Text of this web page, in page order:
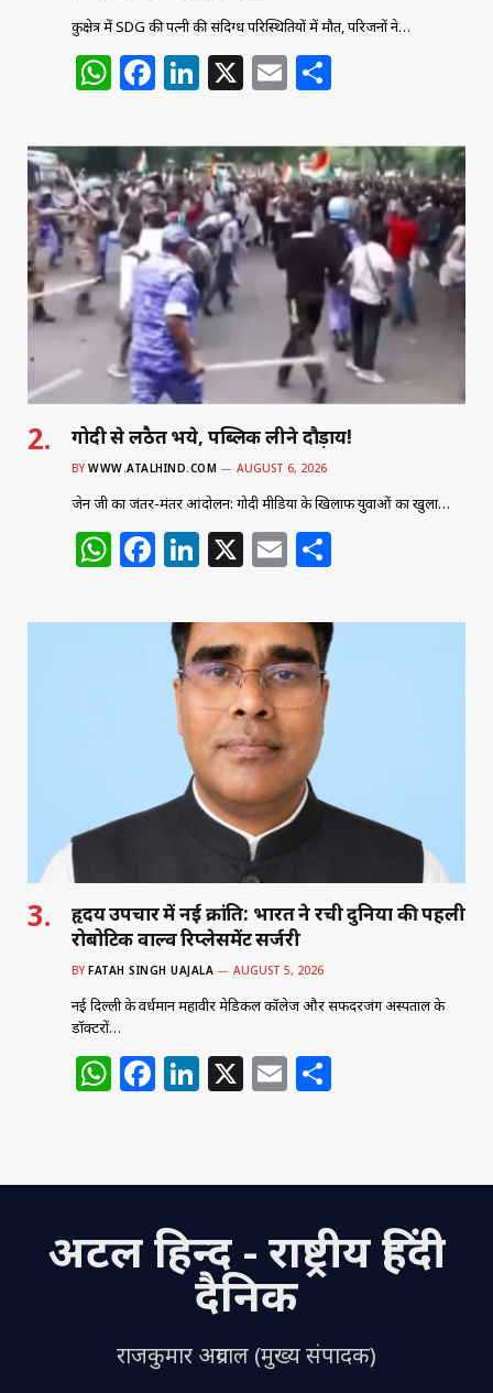
कुरुक्षेत्र में SDG की पत्नी की संदिग्ध परिस्थितियों में मौत, परिजनों ने…
W
at
s
A
p
p
F
c
e
b
o
o
k
Li
k
e
dI
n
X E
ai
l
ar
e
गोदी से लठैत भये, पब्लिक लीने दौड़ाय!
BY WWW.ATALHIND.COM AUGUST 6, 2026
जेन जी का जंतर-मंतर आंदोलन: गोदी मीडिया के खिलाफ युवाओं का खुला…
W
at
F
c
e
b
o
k
Li
k
e
dI
n
X E
ai
l
ar
e
हृदय उपचार में नई क्रांति: भारत ने रची दुनिया की पहली
रोबोटिक वाल्व रिप्लेसमेंट सर्जरी
BY FATAH SINGH UAJALA AUGUST 5, 2026
नई दिल्ली के वर्धमान महावीर मेडिकल कॉलेज और सफदरजंग अस्पताल के
डॉक्टरों…
W
s
p
p
F
e
o
o
Li
e
n
X E
l e
अटल हिन्द - राष्ट्रीय हिंदी
दैनिक
राजकुमार अग्रवाल (मुख्य संपादक)